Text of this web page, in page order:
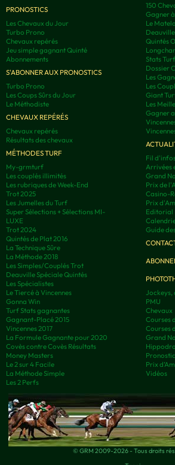
PRONOSTICS
Les Chevaux du Jour
Turbo Prono
Chevaux repérés
Jeu simple gagnant Quinté
Abonnements
S'ABONNER AUX PRONOSTICS
Turbo Prono
Les Coups Sûrs du Jour
Le Méthodiste
CHEVAUX REPÉRÉS
Chevaux repérés
Résultats des chevaux
MÉTHODES TURF
My-grmturf
Les couplés illimités
Les rubriques de Week-End
Trot 2025
Les Jumelles du Turf
Super Sélections + Sélections MI-
LUXE
Trot 2024
Quintés de Plat 2016
La Technique Sûre
La Méthode 2018
Les Simples/Couplés Trot
Deauville Spéciale Quintés
Les Spécialistes
Le Tiercé à Vincennes
Gonna Win
Turf Stats gagnantes
Gagnant-Placé 2015
Vincennes 2017
La Formule Gagnante pour 2020
Covès contre Covès Résultats
Money Masters
Le 2 sur 4 Facile
La Méthode Simple
Les 2 Perfs
150
Gagner
Le
Quintés
Stats
Dossier
Les
Les
Giant
Les
Gagner
Fil
Arrivées
Grand
Prix de
Casino-
Prix
Editorial
Guide
PMU
Chevaux
Courses
Courses
Grand
Prix
Vidéos
© GRM 2009-2026 - Tous droits